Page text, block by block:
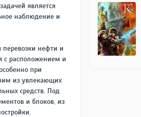
является
наблюдение и
нефти и
с расположением и
при
из увлекающих
средств. Под
и блоков, из